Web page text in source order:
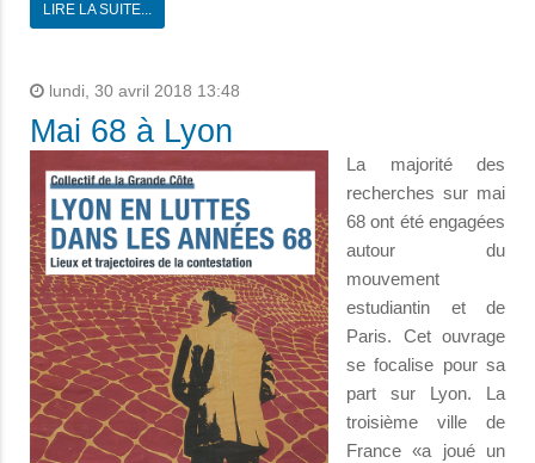
LIRE LA SUITE...
lundi, 30 avril 2018 13:48
Mai 68 à Lyon
La majorité des
recherches sur mai
68 ont été engagées
autour du
mouvement
estudiantin et de
Paris. Cet ouvrage
se focalise pour sa
part sur Lyon. La
troisième ville de
France «a joué un